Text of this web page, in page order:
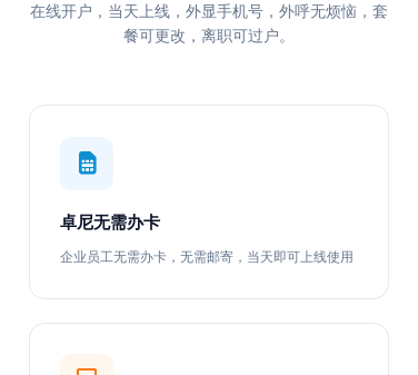
在线开户，当天上线，外显手机号，外呼无烦恼，套
餐可更改，离职可过户。
卓尼无需办卡
企业员工无需办卡，无需邮寄，当天即可上线使用